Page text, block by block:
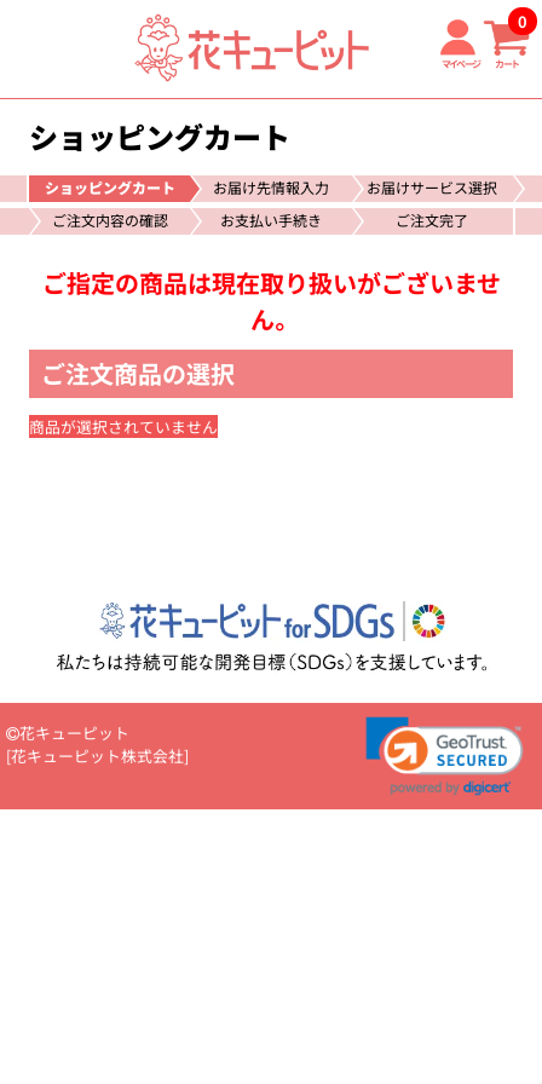
マイページ カート
0
ショッピングカート
ショッピングカート お届け先情報入力
お届けサービス選択
ご注文内容の確認
お支払い手続き ご注文完了
ご指定の商品は現在取り扱いがございませ
ん。
ご注文商品の選択
商品が選択されていません
花キューピット
[花キューピット株式会社]